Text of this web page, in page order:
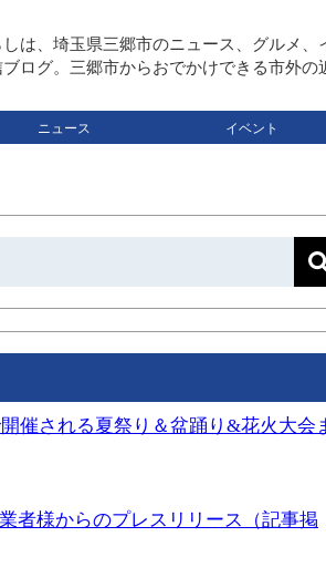
しは、埼玉県三郷市のニュース、グルメ
ログ。三郷市からおでかけできる市外の
ニュース イベント
催される夏祭り＆盆踊り&花火大会
者様からのプレスリリース（記事掲